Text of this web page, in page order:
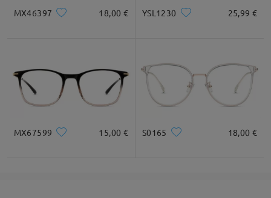
MX46397 18,00 € YSL1230 25,99 €
MX67599 15,00 € S0165 18,00 €